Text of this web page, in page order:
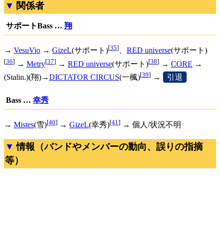
関係者
サポートBass … 翔
→ VesuVio → GizeL(サポート)[35]、 RED universe(サポート)
[36] → Metry[37] → RED universe(サポート)[38] → CORE →
(Stalin.)(翔)→DICTATOR CIRCUS(一楓)[39] → 引退
Bass … 幸秀
→ Mistes(雪)[40] → GizeL(幸秀)[41] → 個人/状況不明
情報（バンドやメンバーの動向、誤りの指摘
等）